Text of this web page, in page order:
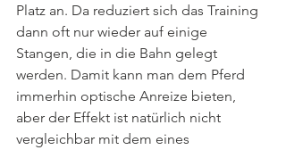
Platz an. Da reduziert sich das Training
dann oft nur wieder auf einige
Stangen, die in die Bahn gelegt
werden. Damit kann man dem Pferd
immerhin optische Anreize bieten,
aber der Effekt ist natürlich nicht
vergleichbar mit dem eines